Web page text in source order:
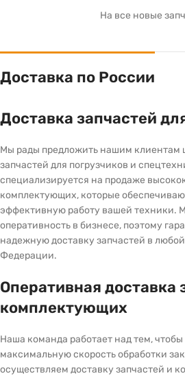
На все новые
Доставка по России
Доставка запчастей
Мы рады предложить нашим клиентам
запчастей для погрузчиков и
специализируется на продаже
комплектующих, которые
эффективную работу вашей техники.
оперативность в бизнесе, поэтому
надежную доставку запчастей в
Федерации.
Оперативная доставка
комплектующих
Наша команда работает над тем, чтобы
максимальную скорость обработки
осуществляем доставку запчастей и